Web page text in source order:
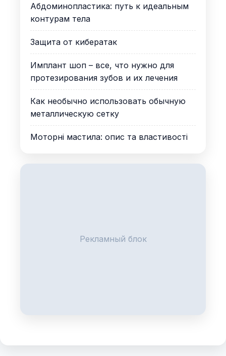
Абдоминопластика: путь к идеальным
контурам тела
Защита от кибератак
Имплант шоп – все, что нужно для
протезирования зубов и их лечения
Как необычно использовать обычную
металлическую сетку
Моторні мастила: опис та властивості
Рекламный блок